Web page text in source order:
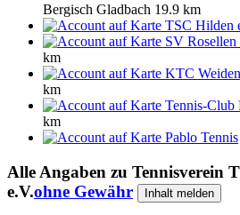
Bergisch Gladbach 19.9 km
TSC Hilden
SV Rosellen
km
KTC
km
Tennis-Club
km
Pablo Tennis
Alle Angaben zu Tennisverein
e.V.ohne Gewähr Inhalt melden